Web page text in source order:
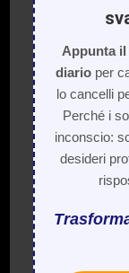
Appunta
diarioper
lo cancelli
Perché i
inconscio:
desideri